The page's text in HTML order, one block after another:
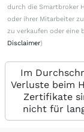
durch die Smartbroker
oder ihrer Mitarbeiter
zu verkaufen oder eine
Disclaimer)
Im
Verluste beim
Zertifikate
nicht für